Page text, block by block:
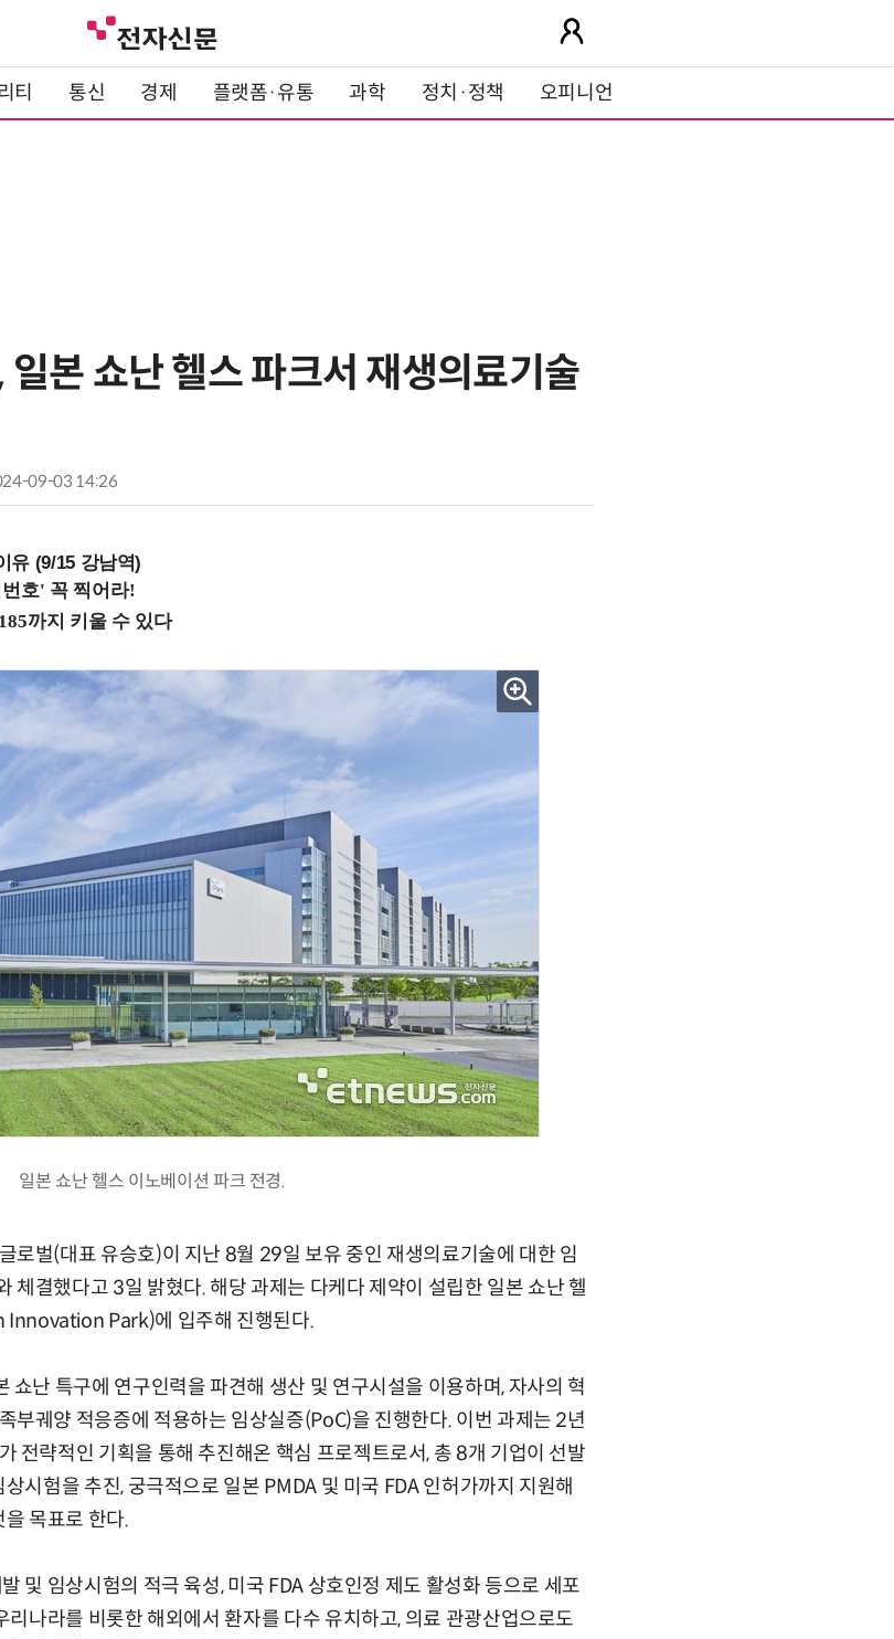
티 통신 경제 플랫폼·유통 과학 정치·정책 오피니언
본 쇼난 헬스 파크서 재생의료기술
09-03 14:26
유 (9/15 강남역)
일본 쇼난 헬스 이노베이션 파크 전경.
로벌(대표 유승호)이 지난 8월 29일 보유 중인 재생의료기술에 대한 임
체결했다고 3일 밝혔다. 해당 과제는 다케다 제약이 설립한 일본 쇼난 헬
Park)에 입주해 진행된다.
쇼난 특구에 연구인력을 파견해 생산 및 연구시설을 이용하며, 자사의 혁
부궤양 적응증에 적용하는 임상실증(PoC)을 진행한다. 이번 과제는 2년
전략적인 기획을 통해 추진해온 핵심 프로젝트로서, 총 8개 기업이 선발
시험을 추진, 궁극적으로 일본 PMDA 및 미국 FDA 인허가까지 지원해
목표로 한다.
및 임상시험의 적극 육성, 미국 FDA 상호인정 제도 활성화 등으로 세포
리나라를 비롯한 해외에서 환자를 다수 유치하고, 의료 관광산업으로도